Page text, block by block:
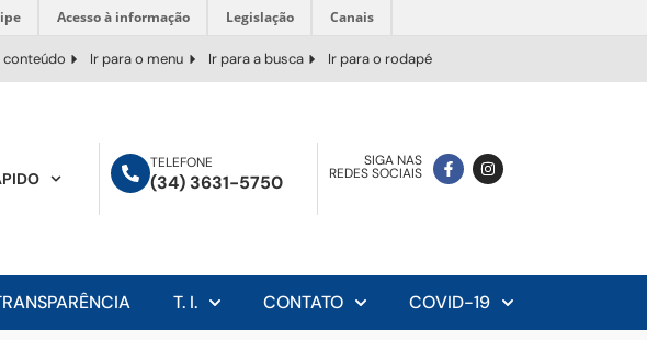
Acesso à informação Legislação Canais
conteúdo Ir para o menu Ir para a busca Ir para o rodapé
TELEFONE
(34) 3631-5750
SIGA NAS
REDES SOCIAIS
T. I. CONTATO COVID-19